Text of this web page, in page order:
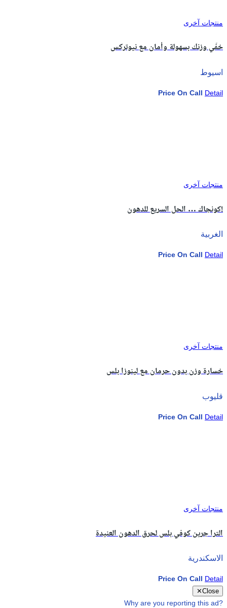
منتجات آخرى
خفّي وزنك بسهولة وأمان مع نيوتركس
اسيوط
Price On Call Detail
منتجات آخرى
كونجاك … الحل السريع للدهون!
الغربية
Price On Call Detail
منتجات آخرى
خسارة وزن بدون حرمان مع لينوزا بلس
قليوب
Price On Call Detail
منتجات آخرى
الترا جرين كوفي بلس لحرق الدهون العنيدة
الاسكندرية
Price On Call Detail
✕Close
Why are you reporting this ad?